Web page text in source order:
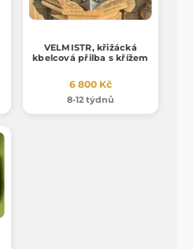
VELMISTR, křižácká
kbelcová přilba s křížem
6 800 Kč
8-12 týdnů